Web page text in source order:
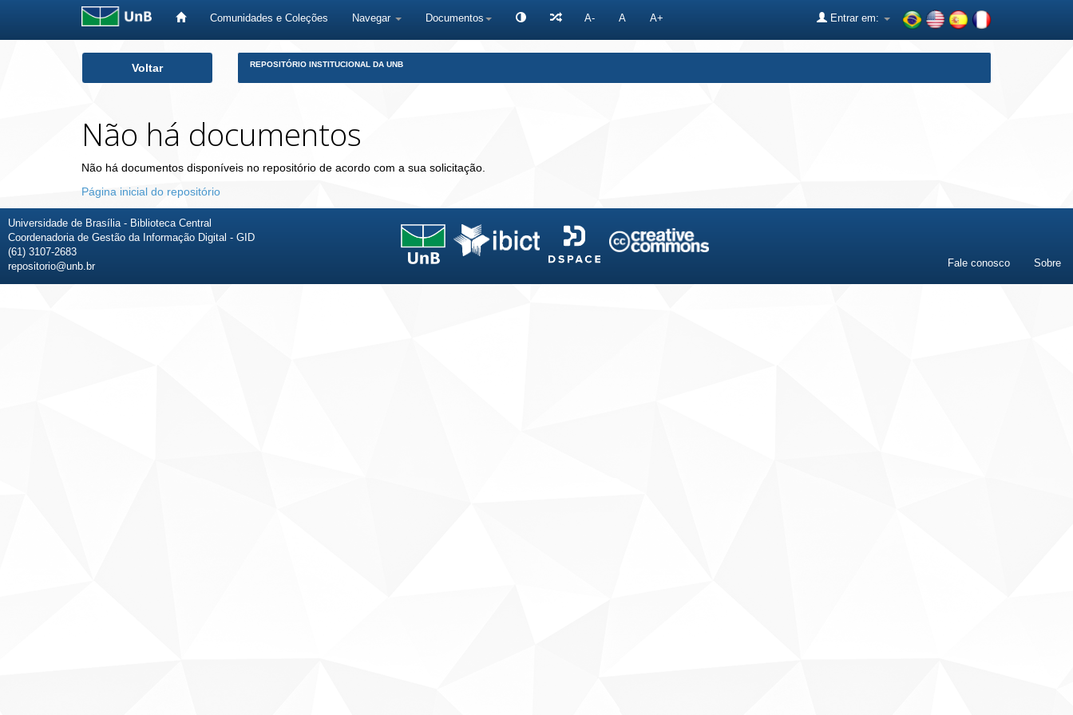
Comunidades e Coleções Navegar Documentos A- A A+ Entrar em:
Voltar REPOSITÓRIO INSTITUCIONAL DA UNB
Não há documentos
Não há documentos disponíveis no repositório de acordo com a sua solicitação.
Página inicial do repositório
Universidade de Brasília - Biblioteca Central
Coordenadoria de Gestão da Informação Digital - GID
(61) 3107-2683
repositorio@unb.br
Fale conosco Sobre